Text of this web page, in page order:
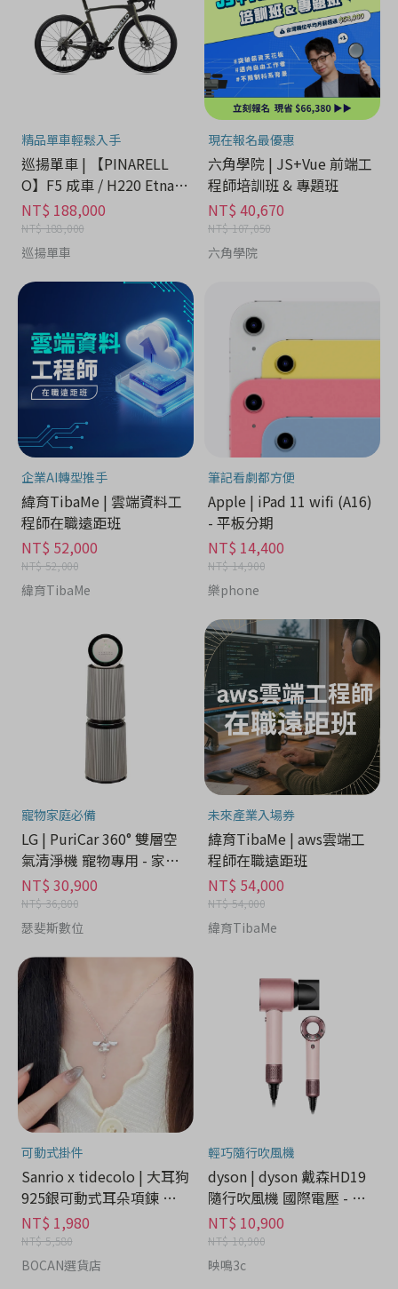
精品單車輕鬆入手
巡揚單車 | 【PINARELL
O】F5 成車 / H220 Etna B
lack Matt
NT$ 188,000
NT$ 188,000
巡揚單車
現在報名最優惠
六角學院 | JS+Vue 前端工
程師培訓班 & 專題班
NT$ 40,670
NT$ 107,050
六角學院
企業AI轉型推手
緯育TibaMe | 雲端資料工
程師在職遠距班
NT$ 52,000
NT$ 52,000
緯育TibaMe
筆記看劇都方便
Apple | iPad 11 wifi (A16)
- 平板分期
NT$ 14,400
NT$ 14,900
樂phone
寵物家庭必備
LG | PuriCar 360° 雙層空
氣清淨機 寵物專用 - 家電
分期
NT$ 30,900
NT$ 36,800
瑟斐斯數位
未來產業入場券
緯育TibaMe | aws雲端工
程師在職遠距班
NT$ 54,000
NT$ 54,000
緯育TibaMe
可動式掛件
Sanrio x tidecolo | 大耳狗
925銀可動式耳朵項鍊 禮
盒 - 流行潮牌分期
NT$ 1,980
NT$ 5,580
BOCAN選貨店
輕巧隨行吹風機
dyson | dyson 戴森HD19
隨行吹風機 國際電壓 - 家
電分期
NT$ 10,900
NT$ 10,900
映鳴3c